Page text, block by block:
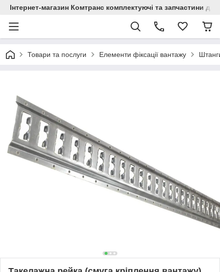
Інтернет-магазин Комтранс комплектуючі та запчастини
Товари та послуги Елементи фіксації вантажу